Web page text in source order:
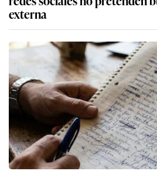
externa